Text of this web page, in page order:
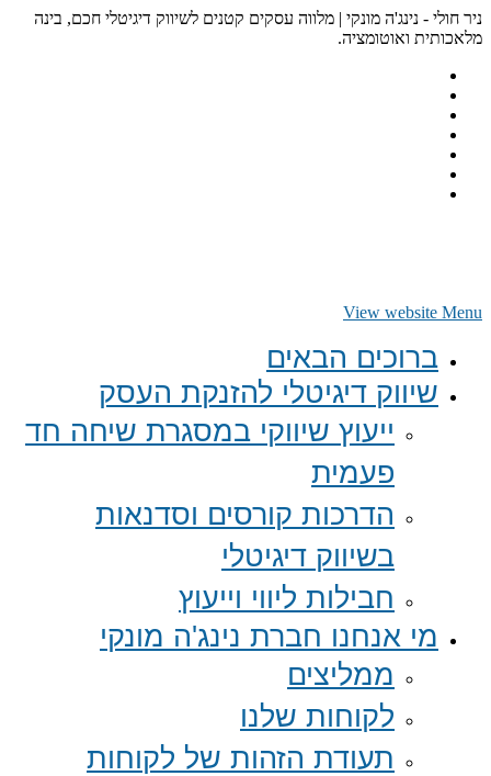
ניר חולי - נינג'ה מונקי | מלווה עסקים קטנים לשיווק דיגיטלי חכם, בינה
מלאכותית ואוטומציה.
View website Menu
ברוכים הבאים
שיווק דיגיטלי להזנקת העסק
ייעוץ שיווקי במסגרת שיחה חד
פעמית​
הדרכות קורסים וסדנאות
בשיווק דיגיטלי
חבילות ליווי וייעוץ
מי אנחנו חברת נינג'ה מונקי
ממליצים
לקוחות שלנו
תעודת הזהות של לקוחות